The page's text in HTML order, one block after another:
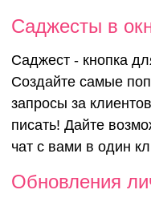
Саджесты в
Саджест - кнопка
Создайте самые
запросы за
писать! Дайте
чат с вами в один
Обновления